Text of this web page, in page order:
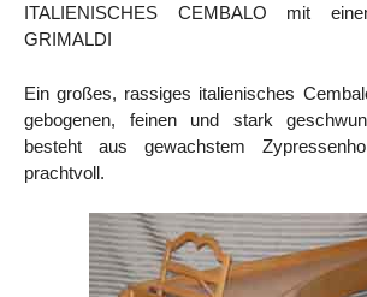
ITALIENISCHES CEMBALO mit
GRIMALDI
Ein großes, rassiges italienisches
gebogenen, feinen und stark
besteht aus gewachstem
prachtvoll.